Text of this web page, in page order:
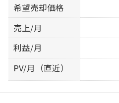
希望売却価格
売上/月
利益/月
PV/月（直近）